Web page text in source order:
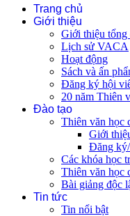
Trang chủ
Giới thiệu
Giới thiệu tổng
Lịch sử VACA
Hoạt động
Sách và ấn
Đăng ký hội
20 năm Thiên
Đào tạo
Thiên văn học
Giới
Đăng
Các khóa học
Thiên văn học
Bài giảng độc
Tin tức
Tin nổi bật